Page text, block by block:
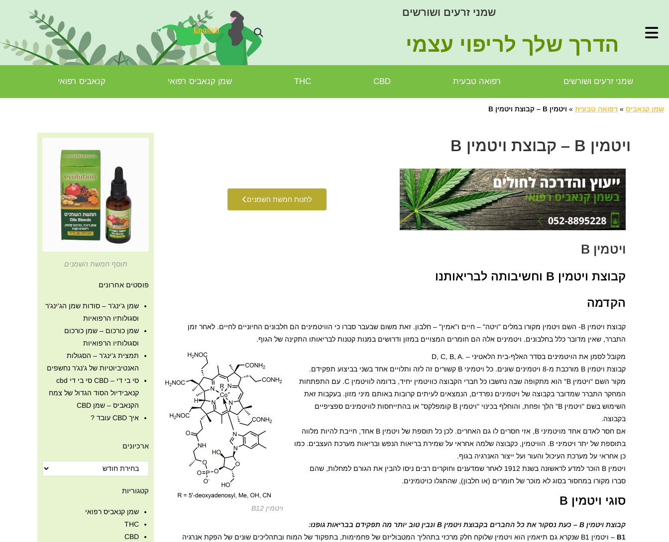
שמני זרעים ושורשים
הדרך שלך לריפוי עצמי
English
שמני זרעים ושורשים רפואה טבעית CBD
THC שמן קנאביס רפואי קנאביס רפואי
שמן קנאביס » רפואה טבעית » ויטמין B – קבוצת ויטמין B
ויטמין B – קבוצת ויטמין B
לחנות חמשת השמנים
ויטמין B
קבוצת ויטמין B וחשיבותה לבריאותנו
הקדמה
קבוצת ויטמין B- השם ויטמין מקורו במלים "ויטה" – חיים ו"אמין" – חלבון. זאת משום שבעבר סברו כי הוויטמינים הם חלבונים החיוניים לחיים. לאחר זמן
התברר, שאין מדובר כלל בחלבונים. ויטמינים אלה הם חומרים המצויים במזון ודרושים במנות קטנות לבריאותו התקינה של הגוף.
ויטמין B12
מקובל לסמן את הויטמינים בסדר האלף-בית הלאטיני – .D, C, B, A
קבוצת ויטמין B מורכבת מ-8 ויטמינים שונים. כל ויטמיני B קשורים זה לזה ותלויים אחד בשני בביצוע תפקידם.
מקור השם "ויטמין B" הוא מתקופה שבה נחשבו כל חברי הקבוצה כוויטמין יחיד, בדומה לוויטמין C. עם התפתחות
המחקר התברר שמדובר בקבוצה של ויטמינים נפרדים, הנמצאים לעיתים קרובות באותם מיני מזון. בעקבות זאת
השימוש בשם "ויטמין B" הלך ופחת, והוחלף בכינוי "ויטמין B קומפלקס" או בהתייחסות לוויטמינים ספציפיים
בקבוצה.
אם חסר לאדם אחד מויטמיני B, אזי חסרים לו גם האחרים. לכן כל תוספת של ויטמין B אחד, חייבת להיות מלווה
בתוספת של יתר ויטמיני B. הוויטמין, כקבוצה שלמה אחראי על שמירת בריאות הנפש ובריאות מערכת העצבים. כמו
כן אחראי על מערכת העיכול והעור ועל ייצור האנרגיה בגוף.
ויטמין B הוכר למדע לראשונה בשנת 1912 לאחר שמדענים וחוקרים רבים ניסו להבין את הגורם למחלות, שהם
סברו מקורו במחסור בסוג לא מוכר של חומרים (או חלבון), שהתגלו כויטמינים.
סוגי ויטמין B
קבוצת ויטמין B – כעת נסקור את כל החברים בקבוצת ויטמין B ונבין טוב יותר מה תפקידם בבריאות גופנו:
B1
– ויטמין B1 שנקרא גם תיאמין הוא ויטמין שלוקח חלק מרכזי בתהליך המטבוליזם של פחמימות, בתפקוד של המוח ובתהליכים שונים של הפקת אנרגיה
תוסף חמשת השמנים
פוסטים אחרונים
שמן ג'ינג'ר – סודות שמן הג'ינג'ר
וסגולותיו הרפואיות
שמן כורכום – שמן כורכום
וסגולותיו הרפואיות
תמצית ג'ינג'ר – הסגולות
האנטיביוטיות של ג'נג'ר נחשפים
סי בי די – CBD סי בי די cbd
קנאבידיול הסוד הגדול של צמח
הקנאביס – שמן CBD
איך CBD עובד ?
ארכיונים
קטגוריות
שמן קנאביס רפואי
THC
CBD